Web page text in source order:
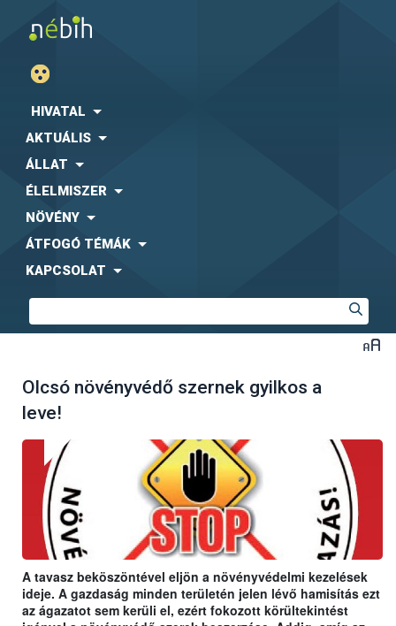
HIVATAL
AKTUÁLIS
ÁLLAT
ÉLELMISZER
NÖVÉNY
ÁTFOGÓ TÉMÁK
KAPCSOLAT
Olcsó növényvédő szernek gyilkos a
leve!
A tavasz beköszöntével eljön a növényvédelmi kezelések
ideje. A gazdaság minden területén jelen lévő hamisítás ezt
az ágazatot sem kerüli el, ezért fokozott körültekintést